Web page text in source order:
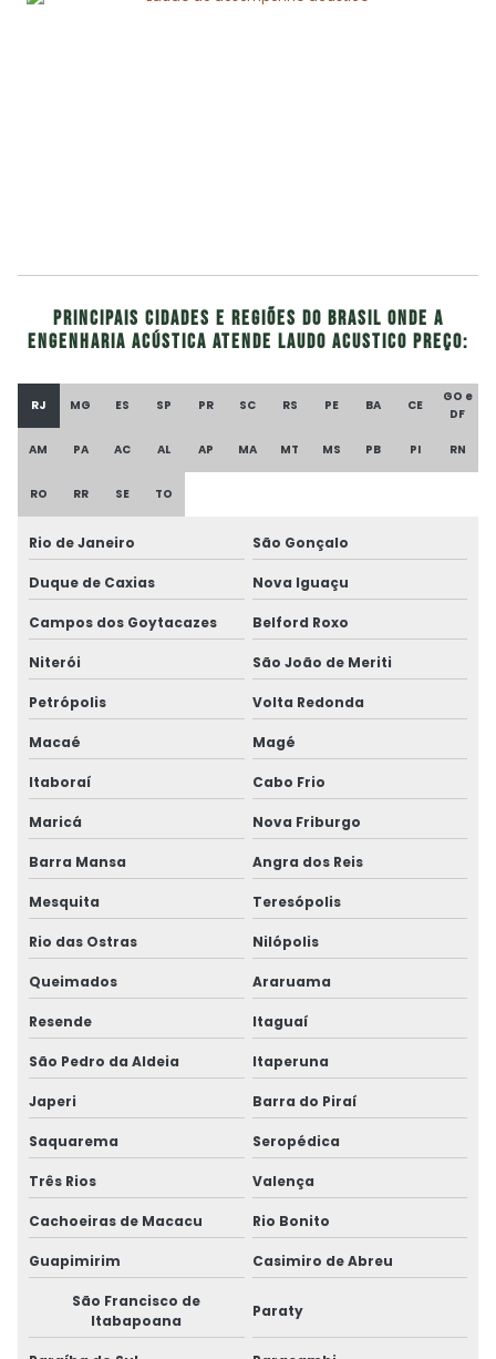
Principais cidades e regiões do Brasil onde a
Engenharia Acústica atende Laudo acustico preço:
RJ MG ES SP PR SC RS PE BA CE
GO e
DF
AM PA AC AL AP MA MT MS PB PI RN
RO RR SE TO
Rio de Janeiro São Gonçalo
Duque de Caxias Nova Iguaçu
Campos dos Goytacazes Belford Roxo
Niterói São João de Meriti
Petrópolis Volta Redonda
Macaé Magé
Itaboraí Cabo Frio
Maricá Nova Friburgo
Barra Mansa Angra dos Reis
Mesquita Teresópolis
Rio das Ostras Nilópolis
Queimados Araruama
Resende Itaguaí
São Pedro da Aldeia Itaperuna
Japeri Barra do Piraí
Saquarema Seropédica
Três Rios Valença
Cachoeiras de Macacu Rio Bonito
Guapimirim Casimiro de Abreu
São Francisco de
Itabapoana
Paraty